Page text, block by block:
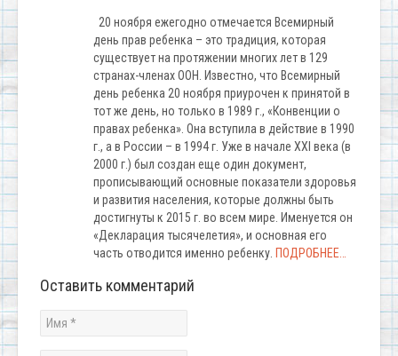
20 ноября ежегодно отмечается Всемирный
день прав ребенка – это традиция, которая
существует на протяжении многих лет в 129
странах-членах ООН. Известно, что Всемирный
день ребенка 20 ноября приурочен к принятой в
тот же день, но только в 1989 г., «Конвенции о
правах ребенка». Она вступила в действие в 1990
г., а в России – в 1994 г. Уже в начале XXI века (в
2000 г.) был создан еще один документ,
прописывающий основные показатели здоровья
и развития населения, которые должны быть
достигнуты к 2015 г. во всем мире. Именуется он
«Декларация тысячелетия», и основная его
часть отводится именно ребенку. ПОДРОБНЕЕ…
Оставить комментарий